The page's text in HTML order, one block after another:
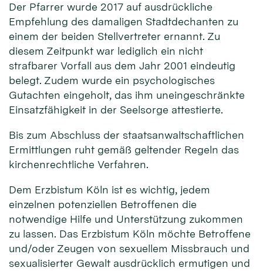
Der Pfarrer wurde 2017 auf ausdrückliche
Empfehlung des damaligen Stadtdechanten zu
einem der beiden Stellvertreter ernannt. Zu
diesem Zeitpunkt war lediglich ein nicht
strafbarer Vorfall aus dem Jahr 2001 eindeutig
belegt. Zudem wurde ein psychologisches
Gutachten eingeholt, das ihm uneingeschränkte
Einsatzfähigkeit in der Seelsorge attestierte.
Bis zum Abschluss der staatsanwaltschaftlichen
Ermittlungen ruht gemäß geltender Regeln das
kirchenrechtliche Verfahren.
Dem Erzbistum Köln ist es wichtig, jedem
einzelnen potenziellen Betroffenen die
notwendige Hilfe und Unterstützung zukommen
zu lassen. Das Erzbistum Köln möchte Betroffene
und/oder Zeugen von sexuellem Missbrauch und
sexualisierter Gewalt ausdrücklich ermutigen und